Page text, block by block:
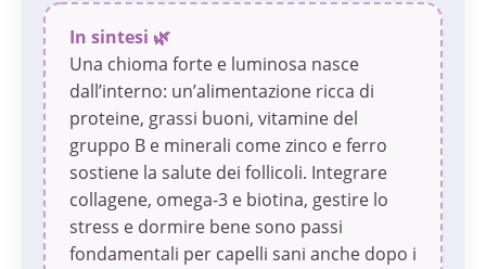
In sintesi 🌿
Una chioma forte e luminosa nasce
dall’interno: un’alimentazione ricca di
proteine, grassi buoni, vitamine del
gruppo B e minerali come zinco e ferro
sostiene la salute dei follicoli. Integrare
collagene, omega-3 e biotina, gestire lo
stress e dormire bene sono passi
fondamentali per capelli sani anche dopo i